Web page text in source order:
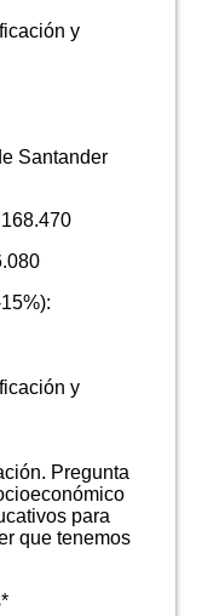
y
Santander
y
Pregunta
para
que tenemos